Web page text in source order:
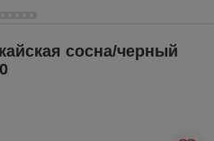
сосна/черный